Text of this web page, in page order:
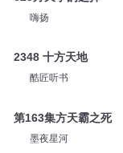
嗨扬
2348 十方天地
酷匠听书
第163集方天霸之死
墨夜星河